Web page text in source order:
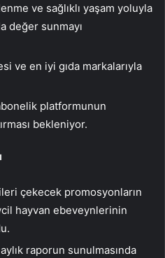
ve sağlıklı yaşam yoluyla
değer sunmayı
ve en iyi gıda markalarıyla
platformunun
bekleniyor.
çekecek promosyonların
hayvan ebeveynlerinin
raporun sunulmasında